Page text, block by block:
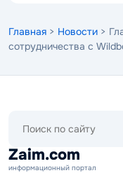
Главная > Новости >
сотрудничества с
сайту
Zaim.com
информационный портал